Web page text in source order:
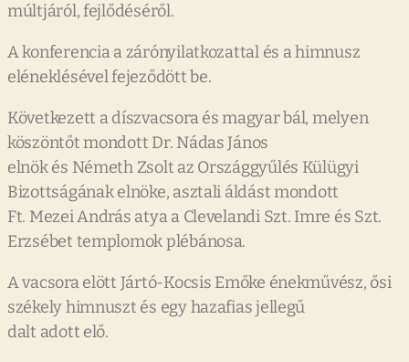
múltjáról, fejlődéséről.
A konferencia a zárónyilatkozattal és a himnusz
eléneklésével fejeződött be.
Következett a díszvacsora és magyar bál, melyen
köszöntőt mondott Dr. Nádas János
elnök és Németh Zsolt az Országgyűlés Külügyi
Bizottságának elnöke, asztali áldást mondott
Ft. Mezei András atya a Clevelandi Szt. Imre és Szt.
Erzsébet templomok plébánosa.
A vacsora elött Jártó-Kocsis Emőke énekművész, ősi
székely himnuszt és egy hazafias jellegű
dalt adott elő.